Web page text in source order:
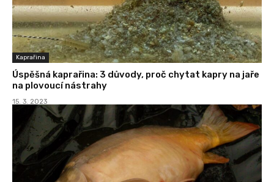
Kaprařina
Úspěšná kaprařina: 3 důvody, proč chytat kapry na jaře
na plovoucí nástrahy
15. 3. 2023